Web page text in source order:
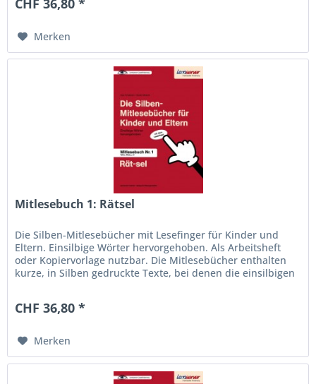
Merken
Mitlesebuch 1: Rätsel
Die Silben-Mitlesebücher mit Lesefinger für Kinder und
Eltern. Einsilbige Wörter hervorgehoben. Als Arbeitsheft
oder Kopiervorlage nutzbar. Die Mitlesebücher enthalten
kurze, in Silben gedruckte Texte, bei denen die einsilbigen
CHF 36,80 *
Merken